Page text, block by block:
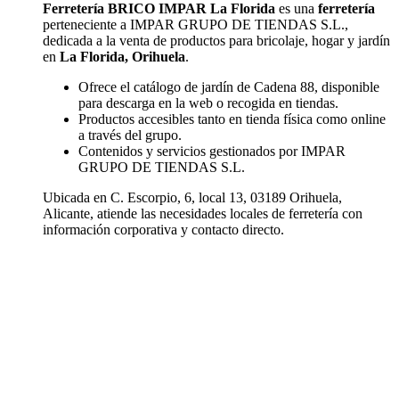
Ferretería BRICO IMPAR La Florida es una ferretería
perteneciente a IMPAR GRUPO DE TIENDAS S.L.,
dedicada a la venta de productos para bricolaje, hogar y jardín
en La Florida, Orihuela.
Ofrece el catálogo de jardín de Cadena 88, disponible
para descarga en la web o recogida en tiendas.
Productos accesibles tanto en tienda física como online
a través del grupo.
Contenidos y servicios gestionados por IMPAR
GRUPO DE TIENDAS S.L.
Ubicada en C. Escorpio, 6, local 13, 03189 Orihuela,
Alicante, atiende las necesidades locales de ferretería con
información corporativa y contacto directo.